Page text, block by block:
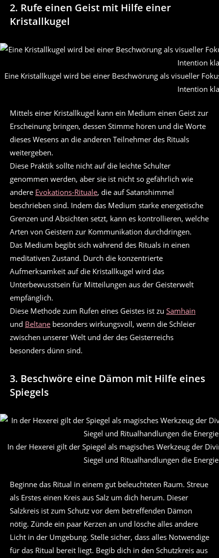
2. Rufe einen Geist mit Hilfe einer
Kristallkugel
Eine Kristallkugel wird bei einer Beschwörung als visueller
Intention
Mittels einer Kristallkugel kann ein Medium einen Geist zur
Erscheinung bringen, dessen Stimme hören und die Worte
dieses Wesens an die anderen Teilnehmer des Rituals
weitergeben.
Diese Praktik sollte nicht auf die leichte Schulter
genommen werden, aber sie ist nicht so gefährlich wie
andere Evokations-Rituale, die auf Satanshimmel
beschrieben sind. Indem das Medium starke energetische
Grenzen und Absichten setzt, kann es kontrollieren, welche
Arten von Geistern zur Kommunikation durchdringen.
Das Medium begibt sich während des Rituals in einen
meditativen Zustand. Durch die konzentrierte
Aufmerksamkeit auf die Kristallkugel wird das
Unterbewusstsein für Mitteilungen aus der Geisterwelt
empfänglich.
Diese Methode zum Rufen eines Geistes ist zu Samhain
und Beltane besonders wirkungsvoll, wenn die Schleier
zwischen unserer Welt und der des Geisterreichs
besonders dünn sind.
3. Beschwöre eine Dämon mit Hilfe eines
Spiegels
In der Hexerei gilt der Spiegel als magisches Werkzeug der
Siegel und Ritualhandlungen die
Beginne das Ritual in einem gut beleuchteten Raum. Streue
als Erstes einen Kreis aus Salz um dich herum. Dieser
Salzkreis ist zum Schutz vor dem betreffenden Dämon
nötig. Zünde ein paar Kerzen an und lösche alles andere
Licht in der Umgebung. Stelle sicher, dass alles Notwendige
für das Ritual bereit liegt. Begib dich in den Schutzkreis aus